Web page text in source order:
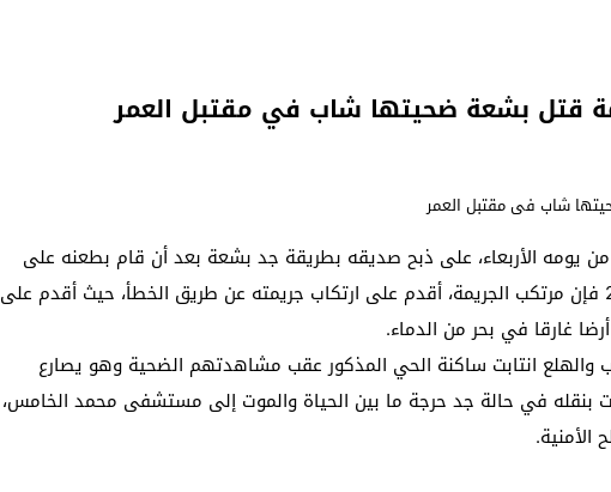
قتل بشعة ضحيتها شاب في مقتبل العمر
يومه الأربعاء، على ذبح صديقه بطريقة جد بشعة بعد أن قام بطعنه على
مستوى العنق.وحسب مصادر الحقيقة24 فإن مرتكب الجريمة، أقدم على ارتكاب جريمته عن طريق الخطأ، حيث أقدم على
غارقا في بحر من الدماء.
والهلع انتابت ساكنة الحي المذكور عقب مشاهدتهم الضحية وهو يصارع
بنقله في حالة جد حرجة ما بين الحياة والموت إلى مستشفى محمد الخامس،